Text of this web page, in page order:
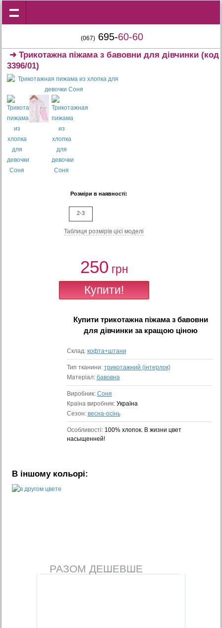
(067) 695-60-60
➜Трикотажна піжама з бавовни для дівчинки (код
3396/01)
Розміри в наявності:
2-3
Таблиця розмiрiв цiєї моделi
250 грн
Купити трикотажна піжама з бавовни
для дівчинкиза кращою ціною
Склад: кофта+штани
Тип тканини: трикотажний (інтерлок)
Матеріал: бавовна
Виробник: Соня
Країна виробник: Україна
Сезон: весна-осінь
Особливості: 100% хлопок. В жизни цвет
насыщенней!
В іншому кольорі:
РАЗОМ ДЕШЕВШЕ